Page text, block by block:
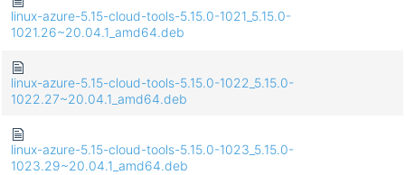
linux-azure-5.15-cloud-tools-5.15.0-1021_5.15.0-
1021.26~20.04.1_amd64.deb
linux-azure-5.15-cloud-tools-5.15.0-1022_5.15.0-
1022.27~20.04.1_amd64.deb
linux-azure-5.15-cloud-tools-5.15.0-1023_5.15.0-
1023.29~20.04.1_amd64.deb